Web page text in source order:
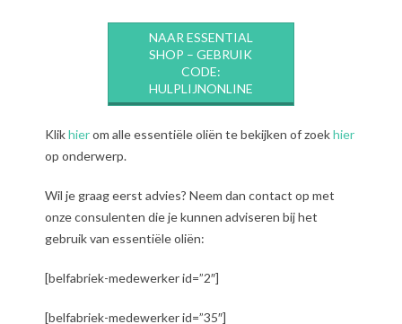
NAAR ESSENTIAL
SHOP – GEBRUIK
CODE:
HULPLIJNONLINE
Klikhierom alle essentiële oliën te bekijken of zoekhier
op onderwerp.
Wil je graag eerst advies? Neem dan contact op met
onze consulenten die je kunnen adviseren bij het
gebruik van essentiële oliën:
[belfabriek-medewerker id=”2″]
[belfabriek-medewerker id=”35″]